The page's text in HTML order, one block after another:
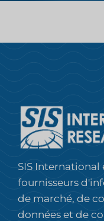
SIS
fournisseurs
de marché, de
données et de